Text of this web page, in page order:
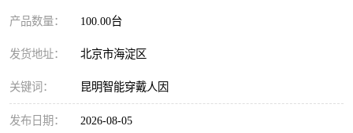
产品数量： 100.00台
发货地址： 北京市海淀区
关键词： 昆明智能穿戴人因
发布日期： 2026-08-05